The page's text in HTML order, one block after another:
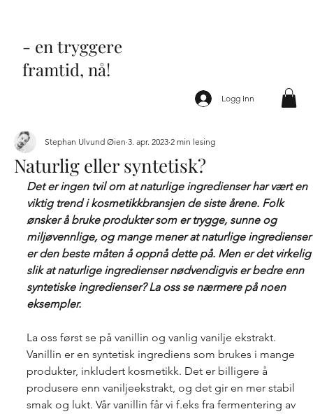
Logg Inn
- en tryggere
framtid, nå!
Naturlig eller syntetisk?
Stephan Ulvund Øien 3. apr. 2023 2 min lesing
Det er ingen tvil om at naturlige ingredienser har vært en
viktig trend i kosmetikkbransjen de siste årene. Folk
ønsker å bruke produkter som er trygge, sunne og
miljøvennlige, og mange mener at naturlige ingredienser
er den beste måten å oppnå dette på. Men er det virkelig
slik at naturlige ingredienser nødvendigvis er bedre enn
syntetiske ingredienser? La oss se nærmere på noen
eksempler.
La oss først se på vanillin og vanlig vanilje ekstrakt.
Vanillin er en syntetisk ingrediens som brukes i mange
produkter, inkludert kosmetikk. Det er billigere å
produsere enn vaniljeekstrakt, og det gir en mer stabil
smak og lukt. Vår vanillin får vi f.eks fra fermentering av